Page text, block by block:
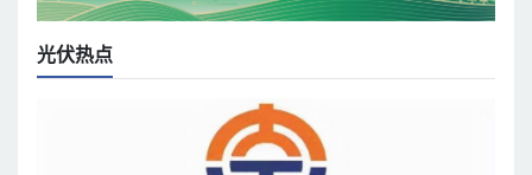
光伏热点